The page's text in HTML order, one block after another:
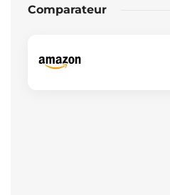
Comparateur